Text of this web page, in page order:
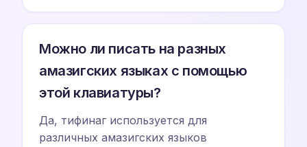
Можно ли писать на разных
амазигских языках с помощью
этой клавиатуры?
Да, тифинаг используется для
различных амазигских языков